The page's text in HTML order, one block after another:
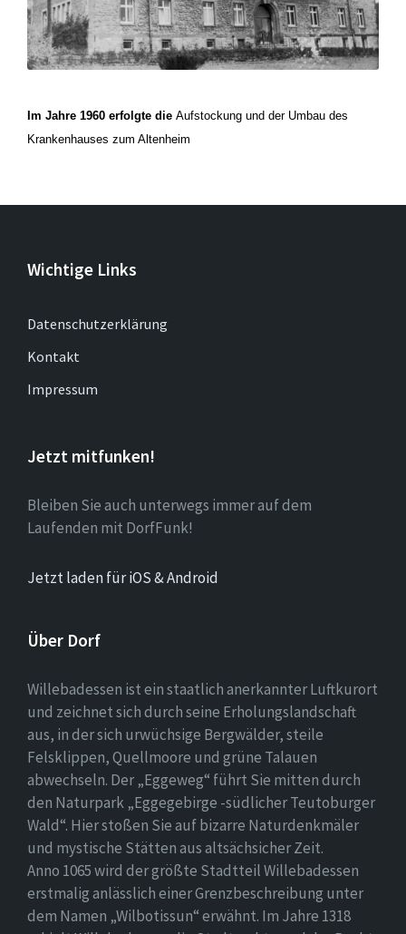
Im Jahre 1960 erfolgte die Aufstockung und der Umbau des
Krankenhauses zum Altenheim
Wichtige Links
Datenschutzerklärung
Kontakt
Impressum
Jetzt mitfunken!
Bleiben Sie auch unterwegs immer auf dem
Laufenden mit DorfFunk!
Jetzt laden für iOS & Android
Über Dorf
Willebadessen ist ein staatlich anerkannter Luftkurort
und zeichnet sich durch seine Erholungslandschaft
aus, in der sich urwüchsige Bergwälder, steile
Felsklippen, Quellmoore und grüne Talauen
abwechseln. Der „Eggeweg“ führt Sie mitten durch
den Naturpark „Eggegebirge -südlicher Teutoburger
Wald“. Hier stoßen Sie auf bizarre Naturdenkmäler
und mystische Stätten aus altsächsicher Zeit.
Anno 1065 wird der größte Stadtteil Willebadessen
erstmalig anlässlich einer Grenzbeschreibung unter
dem Namen „Wilbotissun“ erwähnt. Im Jahre 1318